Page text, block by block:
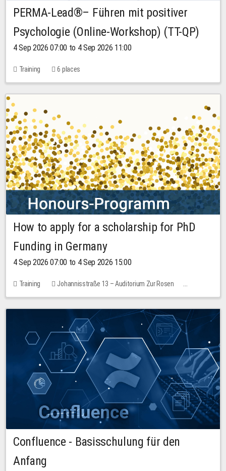
PERMA-Lead®– Führen mit positiver
Psychologie (Online-Workshop) (TT-QP)
4 Sep 2026 07:00 to 4 Sep 2026 11:00
Training 6 places
How to apply for a scholarship for PhD
Funding in Germany
4 Sep 2026 07:00 to 4 Sep 2026 15:00
Training
Johannisstraße 13 – Auditorium Zur Rosen
No free places
Confluence - Basisschulung für den
Anfang